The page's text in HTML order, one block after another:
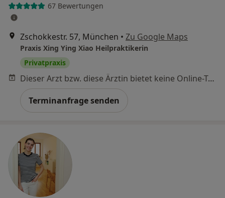
67 Bewertungen
Zschokkestr. 57, München • Zu Google Maps
Praxis Xing Ying Xiao Heilpraktikerin
Privatpraxis
Dieser Arzt bzw. diese Ärztin bietet keine Online-Terminbuchung an diesem Standort an.
Terminanfrage senden